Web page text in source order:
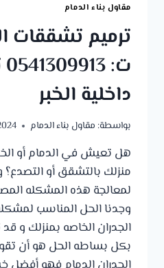
مقاول بناء الدمام
ترميم تشققات
داخلية الخبر
بواسطة: مقاول بناء الدمام
هل تعيش في الدمام أو
منزلك بالتشقق أو
لمعالجة هذه المشكله
وجدنا الحل المناسب
الجدران الخاصه بمنزلك و
بكل بساطه الحل هو أن